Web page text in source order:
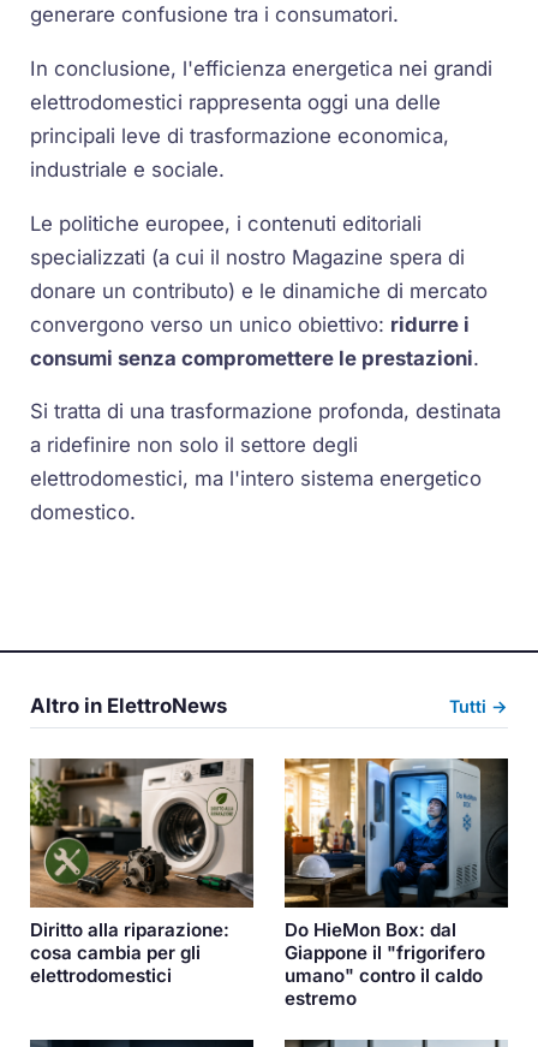
generare confusione tra i consumatori.
In conclusione, l'efficienza energetica nei grandi
elettrodomestici rappresenta oggi una delle
principali leve di trasformazione economica,
industriale e sociale.
Le politiche europee, i contenuti editoriali
specializzati (a cui il nostro Magazine spera di
donare un contributo) e le dinamiche di mercato
convergono verso un unico obiettivo: ridurre i
consumi senza compromettere le prestazioni.
Si tratta di una trasformazione profonda, destinata
a ridefinire non solo il settore degli
elettrodomestici, ma l'intero sistema energetico
domestico.
Altro in ElettroNews Tutti →
Diritto alla riparazione:
cosa cambia per gli
elettrodomestici
Do HieMon Box: dal
Giappone il "frigorifero
umano" contro il caldo
estremo